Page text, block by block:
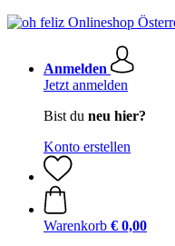
Anmelden
Jetzt anmelden
Bist du neu hier?
Konto erstellen
Warenkorb € 0,00